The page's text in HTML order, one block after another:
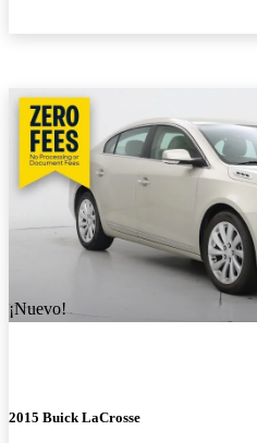
¡Nuevo!
2015 Buick LaCrosse